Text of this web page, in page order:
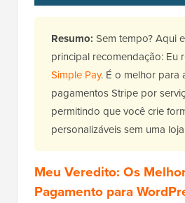
Resumo: Sem tempo? Aqui
principal recomendação: Eu
Simple Pay. É o melhor para
pagamentos Stripe por
permitindo que você crie
personalizáveis sem uma
Meu Veredito: Os
Pagamento para